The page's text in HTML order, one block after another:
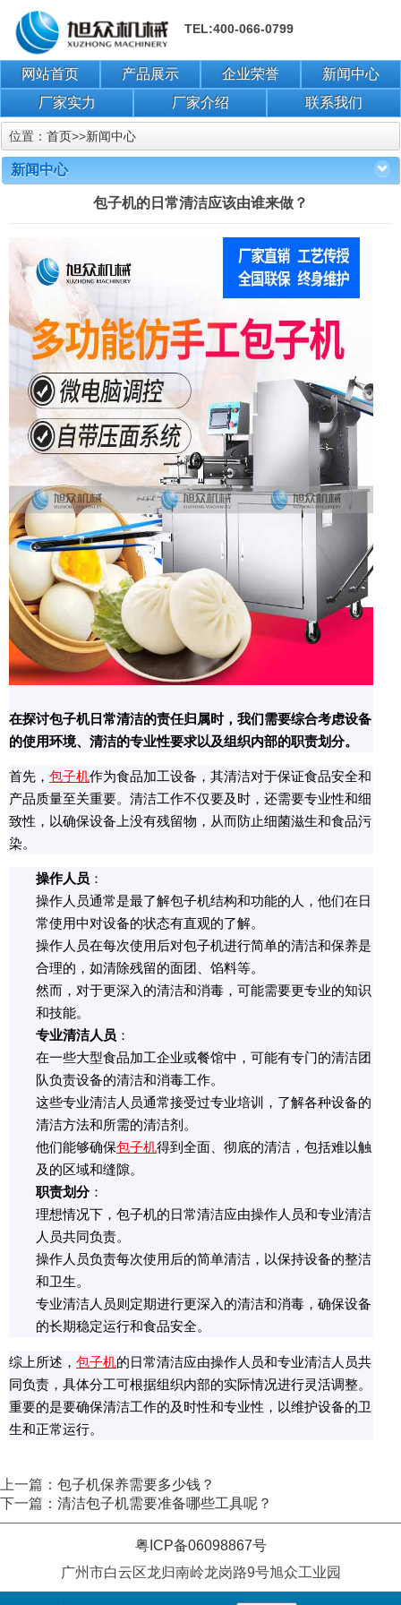
TEL:400-066-0799
网站首页 产品展示 企业荣誉
新闻中心
厂家实力
厂家介绍 联系我们
位置： 首页>>新闻中心
新闻中心
包子机的日常清洁应该由谁来做？
在探讨包子机日常清洁的责任归属时，我们需要综合考虑设备
的使用环境、清洁的专业性要求以及组织内部的职责划分。
首先， 包子机作为食品加工设备，其清洁对于保证食品安全和
产品质量至关重要。清洁工作不仅要及时，还需要专业性和细
致性，以确保设备上没有残留物，从而防止细菌滋生和食品污
染。
操作人员 ：
操作人员通常是最了解包子机结构和功能的人，他们在日
常使用中对设备的状态有直观的了解。
操作人员在每次使用后对包子机进行简单的清洁和保养是
合理的，如清除残留的面团、馅料等。
然而，对于更深入的清洁和消毒，可能需要更专业的知识
和技能。
专业清洁人员 ：
在一些大型食品加工企业或餐馆中，可能有专门的清洁团
队负责设备的清洁和消毒工作。
这些专业清洁人员通常接受过专业培训，了解各种设备的
清洁方法和所需的清洁剂。
他们能够确保包子机得到全面、彻底的清洁，包括难以触
及的区域和缝隙。
职责划分：
理想情况下，包子机的日常清洁应由操作人员和专业清洁
人员共同负责。
操作人员负责每次使用后的简单清洁，以保持设备的整洁
和卫生。
专业清洁人员则定期进行更深入的清洁和消毒，确保设备
的长期稳定运行和食品安全。
综上所述， 包子机的日常清洁应由操作人员和专业清洁人员共
同负责，具体分工可根据组织内部的实际情况进行灵活调整。
重要的是要确保清洁工作的及时性和专业性，以维护设备的卫
生和正常运行。
上一篇： 包子机保养需要多少钱？
下一篇： 清洁包子机需要准备哪些工具呢？
粤ICP备06098867号
广州市白云区龙归南岭龙岗路9号旭众工业园